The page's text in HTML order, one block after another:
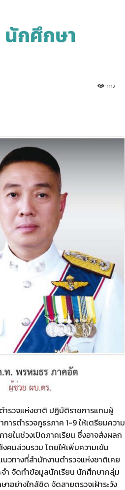
นักศึกษา
1112
รวจแห่งชาติ ปฏิบัติราชการแทนผู้
รตำรวจภูธรภาค 1-9 ให้เตรียมความ
ยในช่วงเปิดภาคเรียน ซึ่งอาจส่งผลก
คมส่วนรวม โดยให้เพิ่มความเข้ม
วทางที่สำนักงานตำรวจแห่งชาติเคย
ำ จัดทำข้อมูลนักเรียน นักศึกษากลุ่ม
อย่างใกล้ชิด จัดสายตรวจเฝ้าระวัง